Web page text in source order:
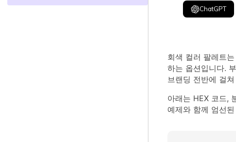
ChatGPT
회색 컬러 팔레트
하는 옵션입니다.
브랜딩 전반에 걸
아래는 HEX 코드,
예제와 함께 엄선